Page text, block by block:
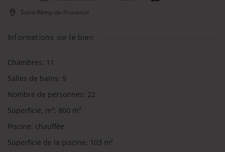
Saint-Rémy-de-Provence
Informations sur le bien
Chambres: 11
Salles de bains: 9
Nombre de personnes: 22
Superficie, m²: 800 m²
Piscine: chauffée
Superficie de la piscine: 103 m²